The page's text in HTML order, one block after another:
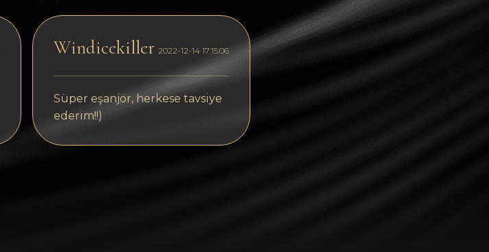
Solana
Polygon (POL)
Ethereum classic (ETC)
Cardano (ADA)
Bitcoin Cash
Bitcoin SV (BSV)
Arbitrum
Optimism (OP)
Windicekiller 2022-12-14 17:15:06
Süper eşanjör, herkese tavsiye
ederim!!)